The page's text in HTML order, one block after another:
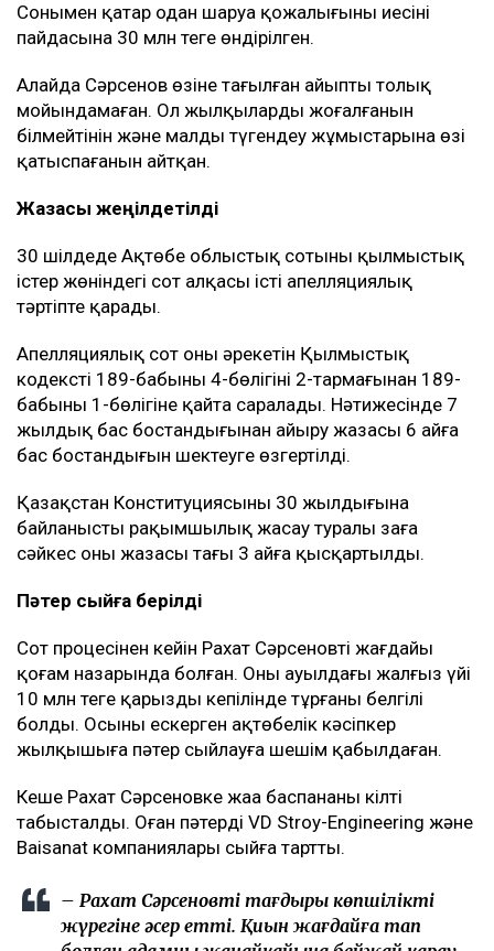
Сонымен қатар одан шаруа қожалығының иесінің
пайдасына 30 млн теңге өндірілген.
Алайда Сәрсенов өзіне тағылған айыпты толық
мойындамаған. Ол жылқылардың жоғалғанын
білмейтінін және малды түгендеу жұмыстарына өзі
қатыспағанын айтқан.
Жазасы жеңілдетілді
30 шілдеде Ақтөбе облыстық сотының қылмыстық
істер жөніндегі сот алқасы істі апелляциялық
тәртіпте қарады.
Апелляциялық сот оның әрекетін Қылмыстық
кодекстің 189-бабының 4-бөлігінің 2-тармағынан 189-
бабының 1-бөлігіне қайта саралады. Нәтижесінде 7
жылдық бас бостандығынан айыру жазасы 6 айға
бас бостандығын шектеуге өзгертілді.
Қазақстан Конституциясының 30 жылдығына
байланысты рақымшылық жасау туралы заңға
сәйкес оның жазасы тағы 3 айға қысқартылды.
Пәтер сыйға берілді
Сот процесінен кейін Рахат Сәрсеновтің жағдайы
қоғам назарында болған. Оның ауылдағы жалғыз үйі
10 млн теңге қарыздың кепілінде тұрғаны белгілі
болды. Осыны ескерген ақтөбелік кәсіпкер
жылқышыға пәтер сыйлауға шешім қабылдаған.
Кеше Рахат Сәрсеновке жаңа баспананың кілті
табысталды. Оған пәтерді VD Stroy-Engineering және
Baisanat компаниялары сыйға тартты.
– Рахат Сәрсеновтің тағдыры көпшіліктің
жүрегіне әсер етті. Қиын жағдайға тап